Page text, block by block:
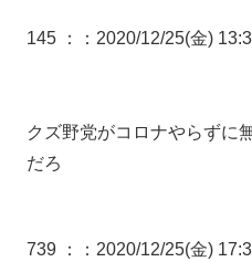
145 ： ：2020/12/25(金)
クズ野党がコロナやらずに
だろ
739 ： ：2020/12/25(金)